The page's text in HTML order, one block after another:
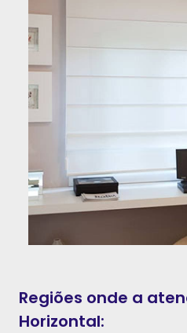
Regiões onde a
Horizontal: